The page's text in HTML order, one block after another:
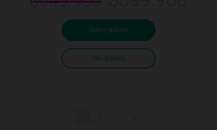
Select options
Ver detalles